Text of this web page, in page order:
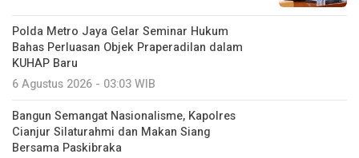
Polda Metro Jaya Gelar Seminar Hukum
Bahas Perluasan Objek Praperadilan dalam
KUHAP Baru
6 Agustus 2026 - 03:03 WIB
Bangun Semangat Nasionalisme, Kapolres
Cianjur Silaturahmi dan Makan Siang
Bersama Paskibraka